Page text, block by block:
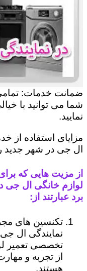
ضمانت خدمات:
شما می توانید با
نمایید.
مزایای استفاده از
ال جی در شهر جدید
از مزیت هایی که
لوازم خانگی ال جی
برد عبارتند از:
تکنسین های
نمایندگی ال
تخصصی تعمیر
از تجربه و
هستند.